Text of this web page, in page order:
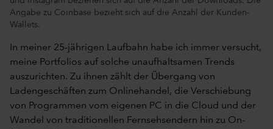
Angabe zu Coinbase bezieht sich auf die Anzahl der Kunden-
Wallets.
In meiner 25-jährigen Laufbahn habe ich immer versucht,
meine Portfolios auf solche unaufhaltsamen Trends
auszurichten. Zu ihnen zählt der Übergang von
Ladengeschäften zum Onlinehandel, die Verschiebung
von Programmen vom eigenen PC in die Cloud und der
Wandel von traditionellen Fernsehsendern hin zu On-